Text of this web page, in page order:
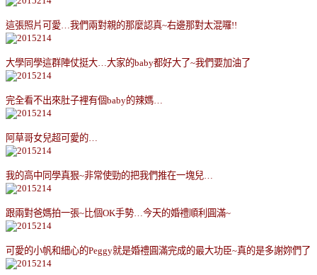
這張照片可愛 我們兩對親的那麼認真~右邊那對太混囉!!
大學同學這群陣仗挺大 大家的baby都好大了~我們要加油了
完全看不出來肚子裡有個baby的辣媽
阿草哥女兒超可愛的
我的高中同學真狠~非常使勁的把我們推在一塊兒
跟兩對爸媽拍一張~比個OK手勢 今天的婚禮順利圓滿~
可愛的小帆和細心的Peggy就是婚禮圓滿完成的最大功臣~真的是多謝妳們了